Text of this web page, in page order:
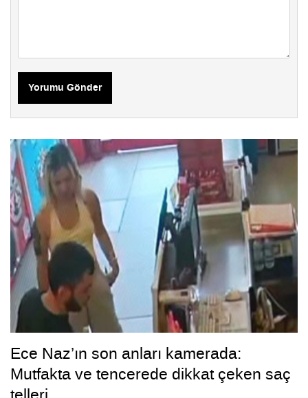
Yorumu Gönder
Ece Naz’ın son anları kamerada:
Mutfakta ve tencerede dikkat çeken saç